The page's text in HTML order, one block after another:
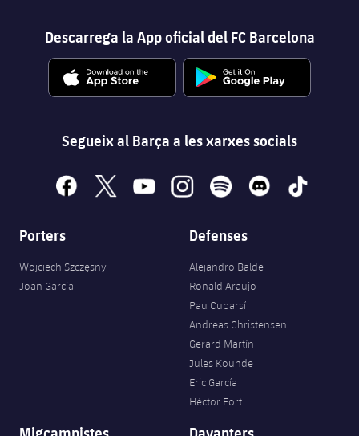
Descarrega la App oficial del FC Barcelona
Segueix al Barça a les xarxes socials
facebook
x youtubeinstagramspotify discord tiktok
Porters
Wojciech Szczęsny
Joan Garcia
Defenses
Alejandro Balde
Ronald Araujo
Pau Cubarsí
Andreas Christensen
Gerard Martín
Jules Kounde
Eric García
Héctor Fort